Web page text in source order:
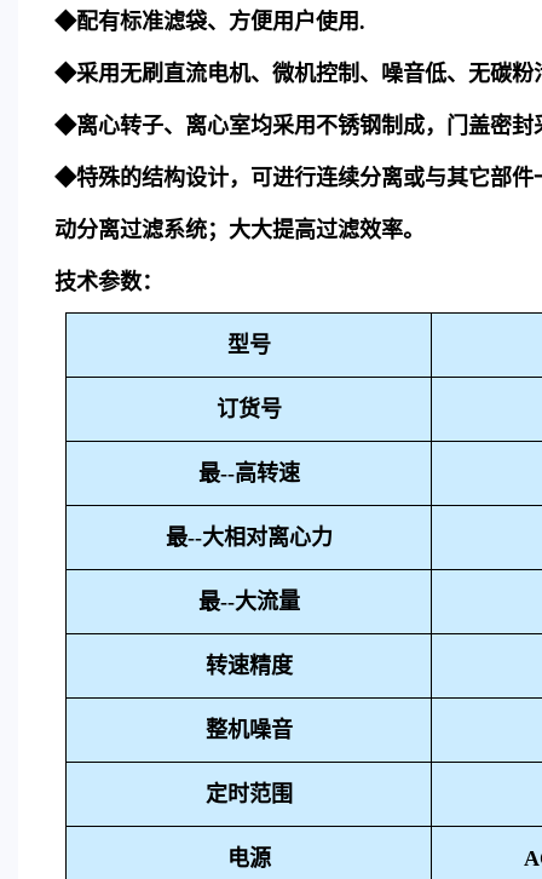
◆配有标准滤袋、方便用户使用.
◆采用无刷直流电机、微机控制、噪音低、无碳粉
◆离心转子、离心室均采用不锈钢制成，门盖密封
◆特殊的结构设计，可进行连续分离或与其它部件
动分离过滤系统；大大提高过滤效率。
技术参数：
型号
订货号
最--高转速
最--大相对离心力
最--大流量
转速精度
整机噪音
定时范围
电源